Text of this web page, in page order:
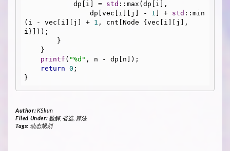
            dp[i] =
std ::max(dp[i],
                dp[vec[i][j] -
1 ] + std ::min
(i - vec[i][j] + 1 , cnt[Node {vec[i][j],
i}]));
printf ( "%d" , n - dp[n]);
return 0 ;
Author: KSkun
Filed Under: 题解, 省选, 算法
Tags: 动态规划